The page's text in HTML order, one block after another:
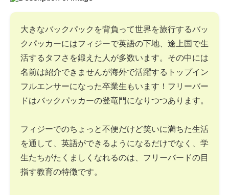
大きなバックパックを背負って世界を旅行するバッ
クパッカーにはフィジーで英語の下地、途上国で生
活するタフさを鍛えた人が多数います。その中には
名前は紹介できませんが海外で活躍するトップイン
フルエンサーになった卒業生もいます！フリーバー
ドはバックパッカーの登竜門になりつつあります。
フィジーでのちょっと不便だけど笑いに満ちた生活
を通して、英語ができるようになるだけでなく、学
生たちがたくましくなれるのは、フリーバードの目
指す教育の特徴です。